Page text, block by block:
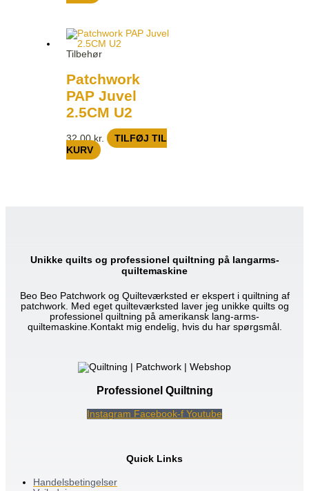
Tilbehør
Patchwork
PAP Juvel
2.5CM U2
32,00kr.
TILFØJ TIL
KURV
Unikke quilts og professionel quiltning på langarms-
quiltemaskine
Beo Beo Patchwork og Quilteværksted er ekspert i quiltning af
patchwork. Med eget quilteværksted laver jeg unikke quilts og
professionel quiltning på amerikansk lang-arms-
quiltemaskine.Kontakt mig endelig, hvis du har spørgsmål.
Professionel Quiltning
Instagram Facebook-f Youtube
Quick Links
Handelsbetingelser